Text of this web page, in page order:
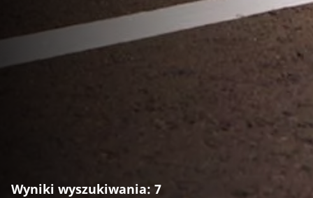
Wyniki wyszukiwania: 7